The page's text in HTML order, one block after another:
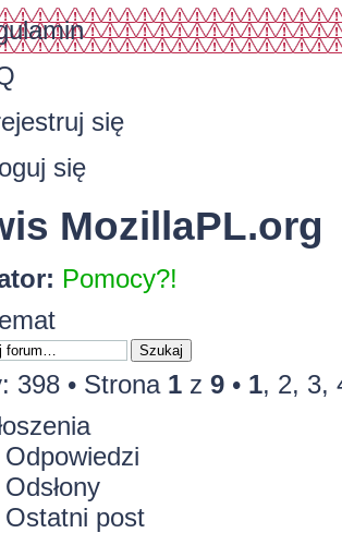
się
się
MozillaPL.org
Pomocy?!
398 • Strona 1z 9• 1, 2, 3,
Odpowiedzi
Odsłony
Ostatni post